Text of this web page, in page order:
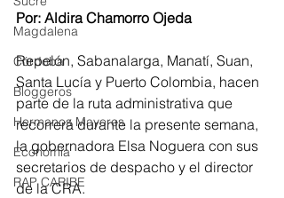
Magdalena
Córdoba
Bloggeros
Hermanos Mayores
Economía
RAP CARIBE
Por: Aldira Chamorro Ojeda
Repelón, Sabanalarga, Manatí, Suan,
Santa Lucía y Puerto Colombia, hacen
parte de la ruta administrativa que
recorrerá durante la presente semana,
la gobernadora Elsa Noguera con sus
secretarios de despacho y el director
de la CRA.